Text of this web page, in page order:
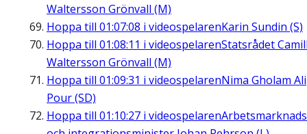
Waltersson Grönvall (M)
Hoppa till 01:07:08 i videospelarenKarin Sundin (S)
Hoppa till 01:08:11 i videospelarenStatsrådet
Waltersson Grönvall (M)
Hoppa till 01:09:31 i videospelarenNima Gholam Ali
Pour (SD)
Hoppa till 01:10:27 i videospelaren